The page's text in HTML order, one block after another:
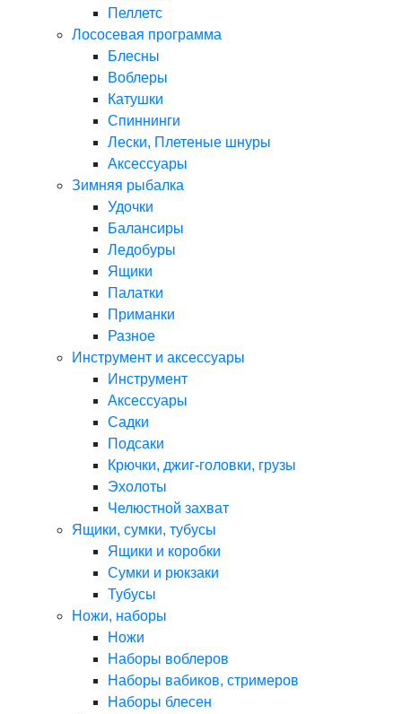
Пеллетс
Лососевая программа
Блесны
Воблеры
Катушки
Спиннинги
Лески, Плетеные шнуры
Аксессуары
Зимняя рыбалка
Удочки
Балансиры
Ледобуры
Ящики
Палатки
Приманки
Разное
Инструмент и аксессуары
Инструмент
Аксессуары
Садки
Подсаки
Крючки, джиг-головки, грузы
Эхолоты
Челюстной захват
Ящики, сумки, тубусы
Ящики и коробки
Сумки и рюкзаки
Тубусы
Ножи, наборы
Ножи
Наборы воблеров
Наборы вабиков, стримеров
Наборы блесен